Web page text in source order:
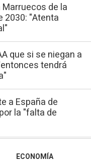
de la
2030: "Atenta
que si se niegan a
tendrá
a España de
la "falta de
ECONOMÍA